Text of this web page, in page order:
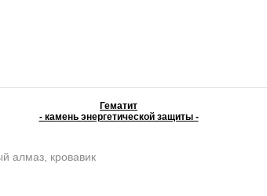
Гематит
- камень энергетической защиты -
алмаз, кровавик